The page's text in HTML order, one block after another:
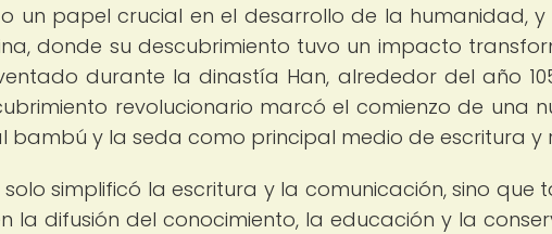
un papel crucial en el desarrollo de la humanidad, y
donde su descubrimiento tuvo un impacto
durante la dinastía Han, alrededor del año
revolucionario marcó el comienzo de una
bambú y la seda como principal medio de escritura y
simplificó la escritura y la comunicación, sino que
la difusión del conocimiento, la educación y la